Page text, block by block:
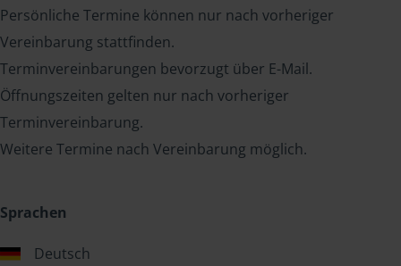
Persönliche Termine können nur nach vorheriger
Vereinbarung stattfinden.
Terminvereinbarungen bevorzugt über E-Mail.
Öffnungszeiten gelten nur nach vorheriger
Terminvereinbarung.
Weitere Termine nach Vereinbarung möglich.
Sprachen
Deutsch